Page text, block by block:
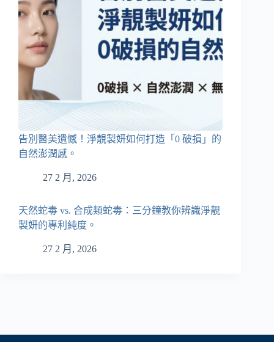
告別醫美遺憾！淨靚製妍如何打造「0 破損」的
自然澎潤感。
27 2 月, 2026
天然蛇毒 vs. 合成類蛇毒：三分鐘教你辨識淨靚
製妍的專利純度。
27 2 月, 2026